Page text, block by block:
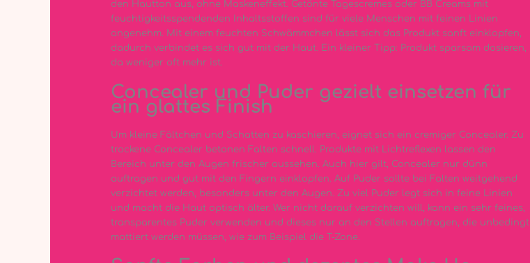
den Hautton aus, ohne Maskeneffekt. Getönte Tagescremes oder BB Creams mit
feuchtigkeitsspendenden Inhaltsstoffen sind für viele Menschen mit feinen Linien
angenehm. Mit einem feuchten Schwämmchen lässt sich das Produkt sanft einklopfen,
dadurch verbindet es sich gut mit der Haut. Ein kleiner Tipp: Produkt sparsam dosieren,
da weniger oft mehr ist.
Concealer und Puder gezielt einsetzen für
ein glattes Finish
Um kleine Fältchen und Schatten zu kaschieren, eignet sich ein cremiger Concealer. Zu
trockene Concealer betonen Falten schnell. Produkte mit Lichtreflexen lassen den
Bereich unter den Augen frischer aussehen. Auch hier gilt, Concealer nur dünn
auftragen und gut mit den Fingern einklopfen. Auf Puder sollte bei Falten weitgehend
verzichtet werden, besonders unter den Augen. Zu viel Puder legt sich in feine Linien
und macht die Haut optisch älter. Wer nicht darauf verzichten will, kann ein sehr feines,
transparentes Puder verwenden und dieses nur an den Stellen auftragen, die unbedingt
mattiert werden müssen, wie zum Beispiel die T-Zone.